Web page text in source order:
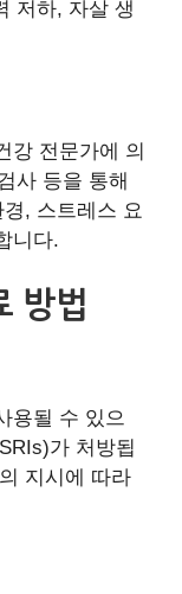
저하, 자살 생
강 전문가에 의
사 등을 통해
, 스트레스 요
니다.
방법
용될 수 있으
가 처방됩
지시에 따라